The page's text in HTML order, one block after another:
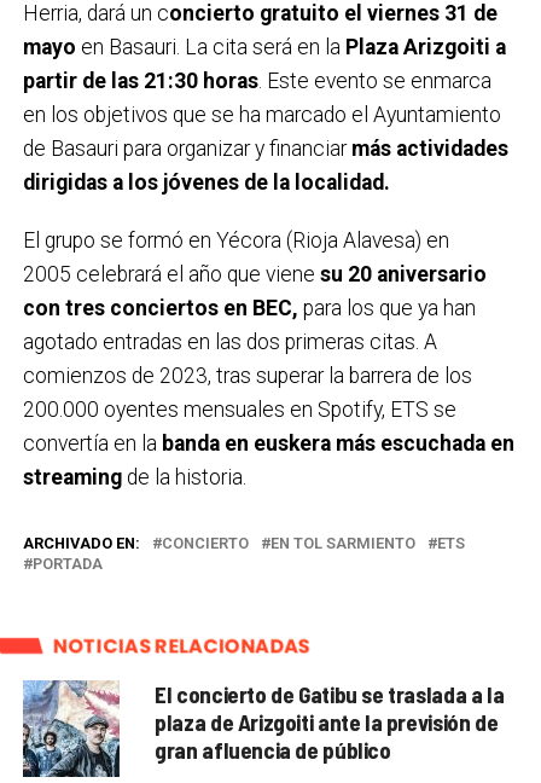
Herria, dará un concierto gratuito el viernes 31 de
mayo en Basauri. La cita será en la Plaza Arizgoiti a
partir de las 21:30 horas. Este evento se enmarca
en los objetivos que se ha marcado el Ayuntamiento
de Basauri para organizar y financiar más actividades
dirigidas a los jóvenes de la localidad.
El grupo se formó en Yécora (Rioja Alavesa) en
2005 celebrará el año que viene su 20 aniversario
con tres conciertos en BEC, para los que ya han
agotado entradas en las dos primeras citas. A
comienzos de 2023, tras superar la barrera de los
200.000 oyentes mensuales en Spotify, ETS se
convertía en la banda en euskera más escuchada en
streamingde la historia.
ARCHIVADO EN: CONCIERTO EN TOL SARMIENTO
ETS
PORTADA
NOTICIAS RELACIONADAS
El concierto de Gatibu se traslada a la
plaza de Arizgoiti ante la previsión de
gran afluencia de público